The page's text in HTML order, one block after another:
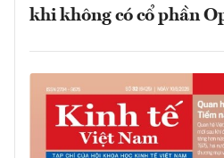
khi không có cổ phần